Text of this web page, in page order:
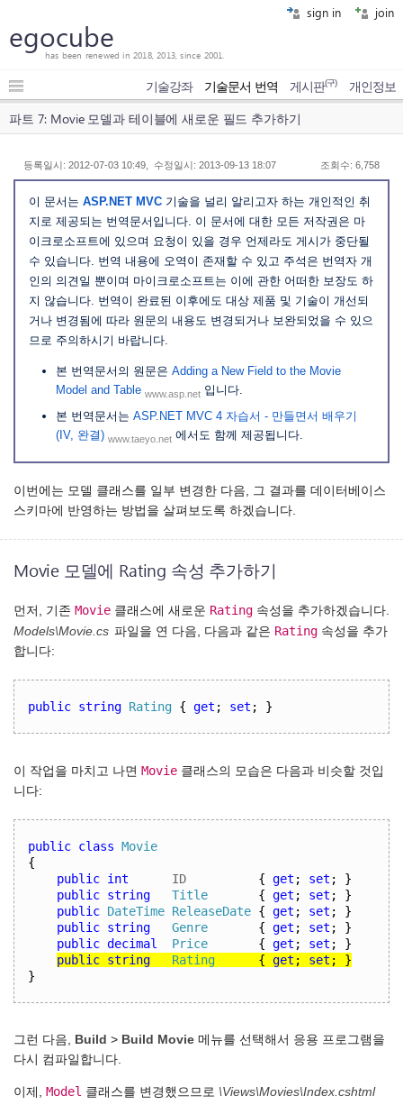
sign in join
egocube
has been renewed in 2018, 2013, since 2001.
기술강좌 기술문서 번역 게시판(구) 개인정보
파트 7: Movie 모델과 테이블에 새로운 필드 추가하기
등록일시: 2012-07-03 10:49, 수정일시: 2013-09-13 18:07 조회수: 6,758
이 문서는 ASP.NET MVC 기술을 널리 알리고자 하는 개인적인 취
지로 제공되는 번역문서입니다. 이 문서에 대한 모든 저작권은 마
이크로소프트에 있으며 요청이 있을 경우 언제라도 게시가 중단될
수 있습니다. 번역 내용에 오역이 존재할 수 있고 주석은 번역자 개
인의 의견일 뿐이며 마이크로소프트는 이에 관한 어떠한 보장도 하
지 않습니다. 번역이 완료된 이후에도 대상 제품 및 기술이 개선되
거나 변경됨에 따라 원문의 내용도 변경되거나 보완되었을 수 있으
므로 주의하시기 바랍니다.
본 번역문서의 원문은 Adding a New Field to the Movie
Model and Table www.asp.net 입니다.
본 번역문서는 ASP.NET MVC 4 자습서 - 만들면서 배우기
(IV, 완결) www.taeyo.net 에서도 함께 제공됩니다.
이번에는 모델 클래스를 일부 변경한 다음, 그 결과를 데이터베이스
스키마에 반영하는 방법을 살펴보도록 하겠습니다.
Movie 모델에 Rating 속성 추가하기
먼저, 기존 Movie 클래스에 새로운 Rating 속성을 추가하겠습니다.
Models\Movie.cs 파일을 연 다음, 다음과 같은 Rating 속성을 추가
합니다:
public string Rating { get ; set ; }
이 작업을 마치고 나면 Movie 클래스의 모습은 다음과 비슷할 것입
니다:
public class Movie
{
public int
ID { get ; set ;
}
public string
Title { get ; set ;
}
public DateTime ReleaseDate { get ; set ;
}
public string
Genre { get ; set ;
}
public decimal
Price { get ; set ;
}
public string
Rating { get ; set ;
}
}
그런 다음, Build > Build Movie 메뉴를 선택해서 응용 프로그램을
다시 컴파일합니다.
이제, Model 클래스를 변경했으므로 \Views\Movies\Index.cshtml